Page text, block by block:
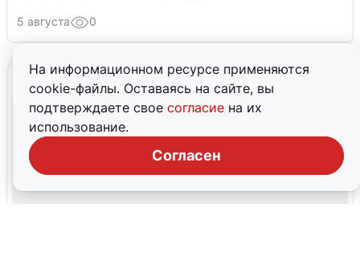
На информационном ресурсе применяются
cookie-файлы. Оставаясь на сайте, вы
подтверждаете свое согласие на их
использование.
Согласен
5 августа 0